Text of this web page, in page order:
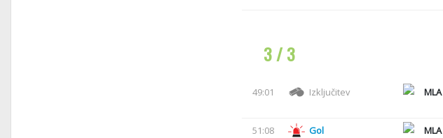
3 / 3
49:01 Izključitev MLA
51:08 Gol MLA